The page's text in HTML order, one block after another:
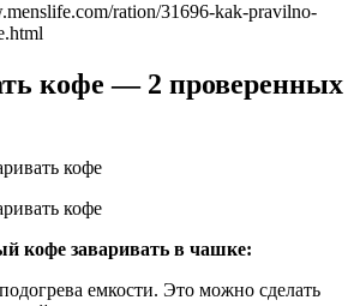
ration/31696-kak-pravilno-
кофе — 2 проверенных
кофе заваривать в чашке:
емкости. Это можно сделать